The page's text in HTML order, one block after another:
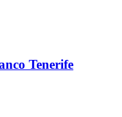
Tenerife